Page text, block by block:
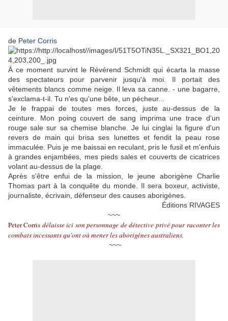
de Peter Corris
À ce moment survint le Révérend Schmidt qui écarta la masse
des spectateurs pour parvenir jusqu'à moi. Il portait des
vêtements blancs comme neige. Il leva sa canne. - une bagarre,
s'exclama-t-il. Tu n'es qu'une bête, un pécheur...
Je le frappai de toutes mes forces, juste au-dessus de la
ceinture. Mon poing couvert de sang imprima une trace d'un
rouge sale sur sa chemise blanche. Je lui cinglai la figure d'un
revers de main qui brisa ses lunettes et fendit la peau rose
immaculée. Puis je me baissai en reculant, pris le fusil et m'enfuis
à grandes enjambées, mes pieds sales et couverts de cicatrices
volant au-dessus de la plage.
Après s'être enfui de la mission, le jeune aborigène Charlie
Thomas part à la conquête du monde. Il sera boxeur, activiste,
journaliste, écrivain, défenseur des causes aborigènes.
Éditions RIVAGES
~~~
Peter Corris délaisse ici son personnage de détective privé pour raconter les
combats incessants qu'ont où mener les aborigènes australiens.
~~~